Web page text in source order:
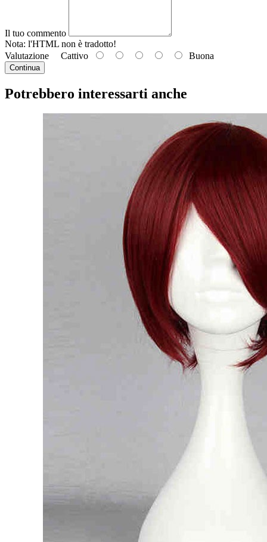
Il tuo commento
Nota: l'HTML non è tradotto!
Valutazione Cattivo Buona
Continua
Potrebbero interessarti anche